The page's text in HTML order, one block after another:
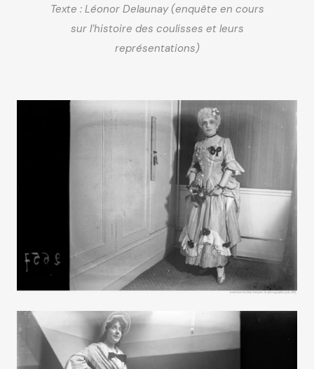
Texte : Léonor Delaunay (enquête en cours
sur l’histoire des coulisses et leurs
représentations)